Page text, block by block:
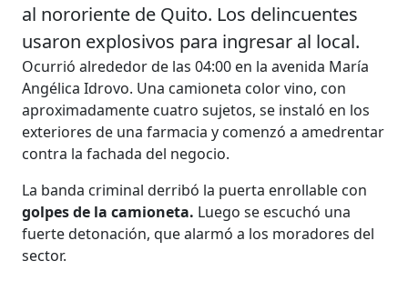
al nororiente de Quito. Los delincuentes
usaron explosivos para ingresar al local.
Ocurrió alrededor de las 04:00 en la avenida María
Angélica Idrovo. Una camioneta color vino, con
aproximadamente cuatro sujetos, se instaló en los
exteriores de una farmacia y comenzó a amedrentar
contra la fachada del negocio.
La banda criminal derribó la puerta enrollable con
golpes de la camioneta. Luego se escuchó una
fuerte detonación, que alarmó a los moradores del
sector.